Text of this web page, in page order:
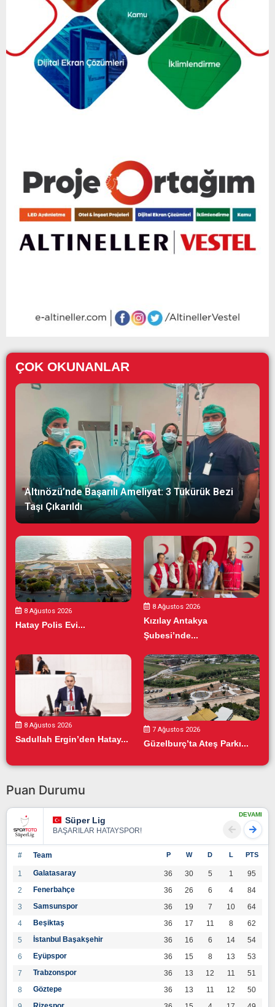
ÇOK OKUNANLAR
Altınözü’nde Başarılı Ameliyat: 3 Tükürük Bezi
Taşı Çıkarıldı
8 Ağustos 2026
Hatay Polis Evi...
8 Ağustos 2026
Kızılay Antakya
Şubesi’nde...
8 Ağustos 2026
Sadullah Ergin’den Hatay...
7 Ağustos 2026
Güzelburç’ta Ateş Parkı...
Puan Durumu
Süper Lig
BAŞARILAR HATAYSPOR!
DEVAMI
# Team P W D L PTS
1 Galatasaray 36 30 5 1
95
2
Fenerbahçe 36 26 6 4
84
3
Samsunspor 36 19 7 10
64
4
Beşiktaş 36 17 11 8
62
5
İstanbul Başakşehir 36 16 6 14
54
6
Eyüpspor 36 15 8 13
53
7
Trabzonspor 36 13 12 11
51
8
Göztepe 36 13 11 12
50